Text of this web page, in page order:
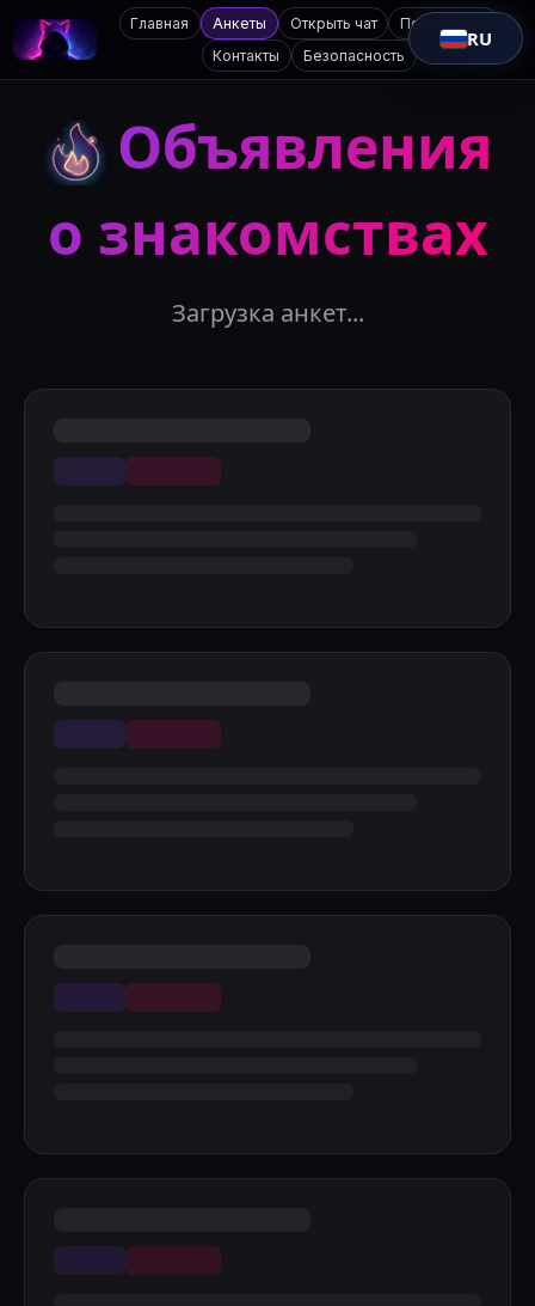
Главная Анкеты Открыть чат
Поддержка
Контакты
Безопасность
RU
Объявления
о знакомствах
Загрузка анкет...